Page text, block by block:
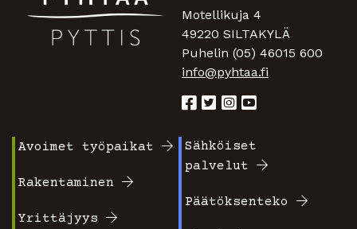
Motellikuja 4
49220 SILTAKYLÄ
Puhelin (05) 46015 600
info@pyhtaa.fi
valikko
Avoimet työpaikat
Rakentaminen
Yrittäjyys
Footer
2
Sähköiset
palvelut
Päätöksenteko